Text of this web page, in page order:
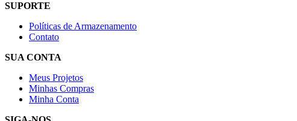
SUPORTE
Políticas de Armazenamento
Contato
SUA CONTA
Meus Projetos
Minhas Compras
Minha Conta